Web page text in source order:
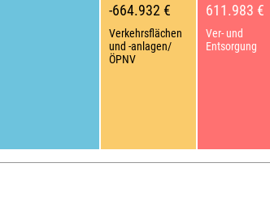
-664.932 €
Verkehrsflächen
und -anlagen/
ÖPNV
611.983 €
Ver- und
Entsorgung